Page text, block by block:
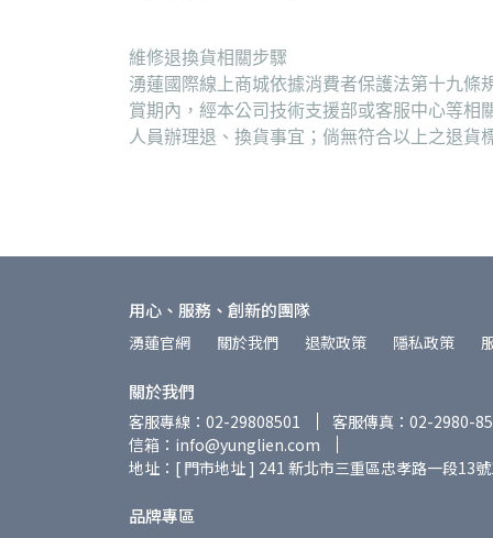
維修退換貨相關步驟
湧蓮國際線上商城依據消費者保護法第十九條
賞期內，經本公司技術支援部或客服中心等
人員辦理退、換貨事宜；倘無符合以上之退
用心、服務、創新的團隊
湧蓮官網 關於我們 退款政策 隱私政策
關於我們
客服專線：02-29808501
客服傳真：02-2980-
信箱：info@yunglien.com
地址：[ 門市地址 ] 241 新北市三重區忠孝路一段
品牌專區